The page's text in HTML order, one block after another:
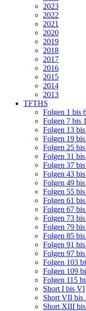
2023
2022
2021
2020
2019
2018
2017
2016
2015
2014
2013
TFTHS
Folgen 1 bis
Folgen 7 bis
Folgen 13
Folgen 19
Folgen 25
Folgen 31
Folgen 37
Folgen 43
Folgen 49
Folgen 55
Folgen 61
Folgen 67
Folgen 73
Folgen 79
Folgen 85
Folgen 91
Folgen 97
Folgen 103
Folgen 109
Folgen 115
Short I bis VI
Short VII bis
Short XIII